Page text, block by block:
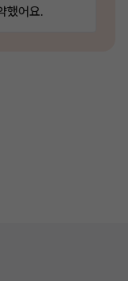
했어요.